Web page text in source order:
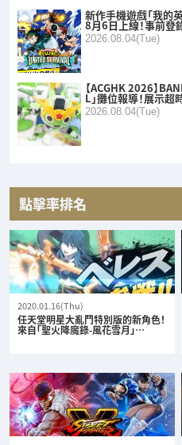
新作手機遊戲「我的
8月6日上線！事前
2026.08.04(Tue)
【ACGHK 2026】
L」攤位報導！展示
2026.08.04(Tue)
點擊率排名
2020.01.16(Thu)
任天堂明星大亂鬥特別版的新角色！
來自「聖火降魔錄-風花雪月」…